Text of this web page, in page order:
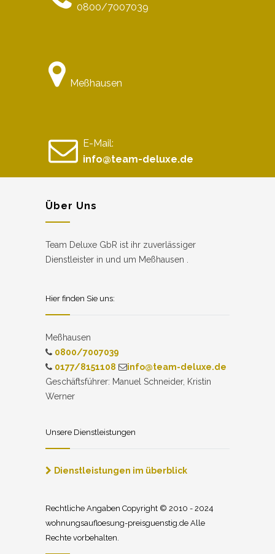
0800/7007039
Meßhausen
E-Mail:
info@team-deluxe.de
Über Uns
Team Deluxe GbR ist ihr zuverlässiger
Dienstleister in und um Meßhausen .
Hier finden Sie uns:
Meßhausen
0800/7007039
0177/8151108
info@team-deluxe.de
Geschäftsführer: Manuel Schneider, Kristin
Werner
Unsere Dienstleistungen
Dienstleistungen im überblick
Rechtliche Angaben Copyright © 2010 - 2024
wohnungsaufloesung-preisguenstig.de Alle
Rechte vorbehalten.